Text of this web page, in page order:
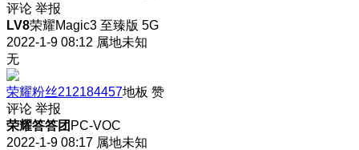
评论 举报
LV8荣耀Magic3 至臻版 5G
2022-1-9 08:12 属地未知
无
荣耀粉丝212184457地板 赞
评论 举报
荣耀答答团 PC-VOC
2022-1-9 08:17 属地未知